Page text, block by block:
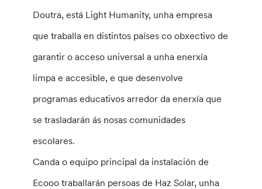
Doutra, está Light Humanity, unha empresa
que traballa en distintos países co obxectivo de
garantir o acceso universal a unha enerxía
limpa e accesible, e que desenvolve
programas educativos arredor da enerxía que
se trasladarán ás nosas comunidades
escolares.
Canda o equipo principal da instalación de
Ecooo traballarán persoas de Haz Solar, unha